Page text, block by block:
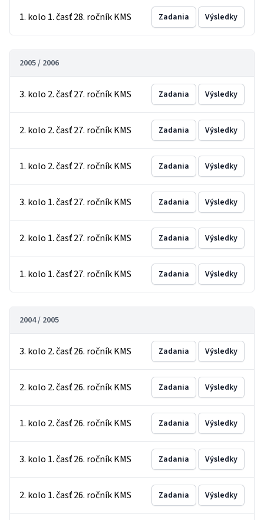
1. kolo 1. časť 28. ročník KMS Zadania Výsledky
2005 / 2006
3. kolo 2. časť 27. ročník KMS Zadania Výsledky
2. kolo 2. časť 27. ročník KMS Zadania Výsledky
1. kolo 2. časť 27. ročník KMS Zadania Výsledky
3. kolo 1. časť 27. ročník KMS Zadania Výsledky
2. kolo 1. časť 27. ročník KMS Zadania Výsledky
1. kolo 1. časť 27. ročník KMS Zadania Výsledky
2004 / 2005
3. kolo 2. časť 26. ročník KMS Zadania Výsledky
2. kolo 2. časť 26. ročník KMS Zadania Výsledky
1. kolo 2. časť 26. ročník KMS Zadania Výsledky
3. kolo 1. časť 26. ročník KMS Zadania Výsledky
2. kolo 1. časť 26. ročník KMS Zadania Výsledky